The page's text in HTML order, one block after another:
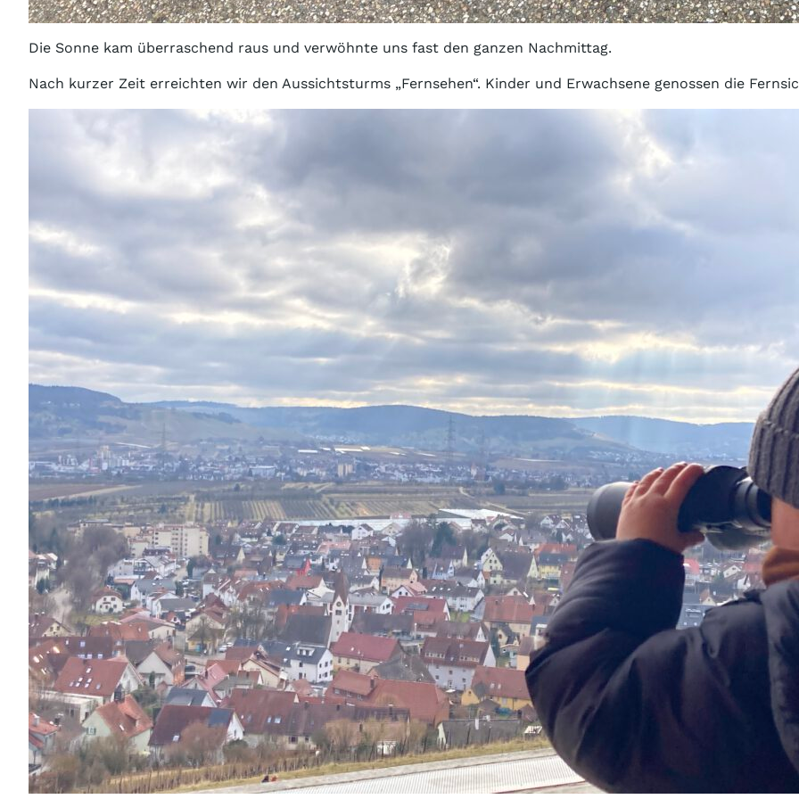
Die Sonne kam überraschend raus und verwöhnte uns fast den ganzen Nachmittag.
Nach kurzer Zeit erreichten wir den Aussichtsturms „Fernsehen“. Kinder und Erwachsene genossen die